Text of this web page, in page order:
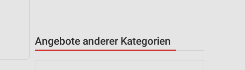
Angebote anderer Kategorien